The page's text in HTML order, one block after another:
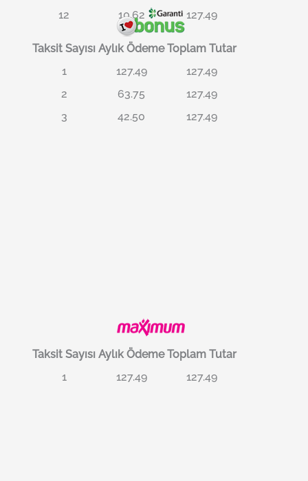
12
10.62 127.49
Taksit Sayısı Aylık Ödeme Toplam Tutar
1
127.49
127.49
2
63.75
127.49
3
42.50 127.49
Taksit Sayısı Aylık Ödeme Toplam Tutar
1
127.49 127.49